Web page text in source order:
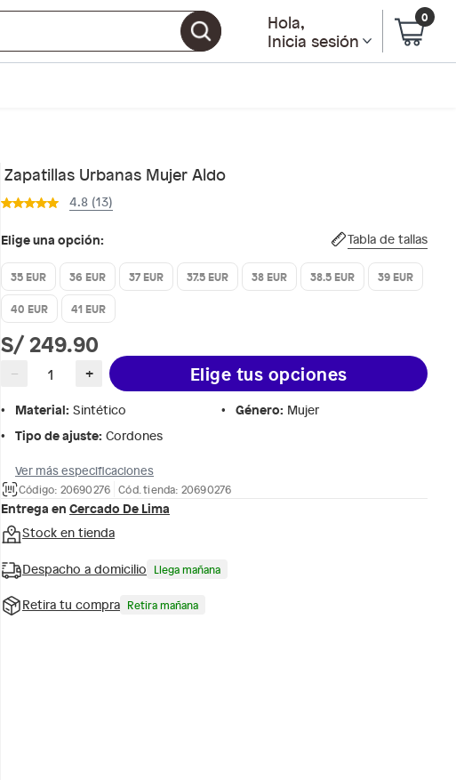
Hola,
Inicia sesión
0
Zapatillas Urbanas Mujer Aldo
4.8 (13)
Elige una opción: Tabla de tallas
35 EUR 36 EUR 37 EUR 37.5 EUR 38 EUR 38.5 EUR
39 EUR
40 EUR
41 EUR
S/ 249.90
− + Elige tus opciones
Material: Sintético Género: Mujer
Tipo de ajuste: Cordones
Ver más especificaciones
Código: 20690276 Cód. tienda: 20690276
Entrega en Cercado De Lima
Stock en tienda
Despacho a domicilio Llega mañana
Retira tu compra Retira mañana